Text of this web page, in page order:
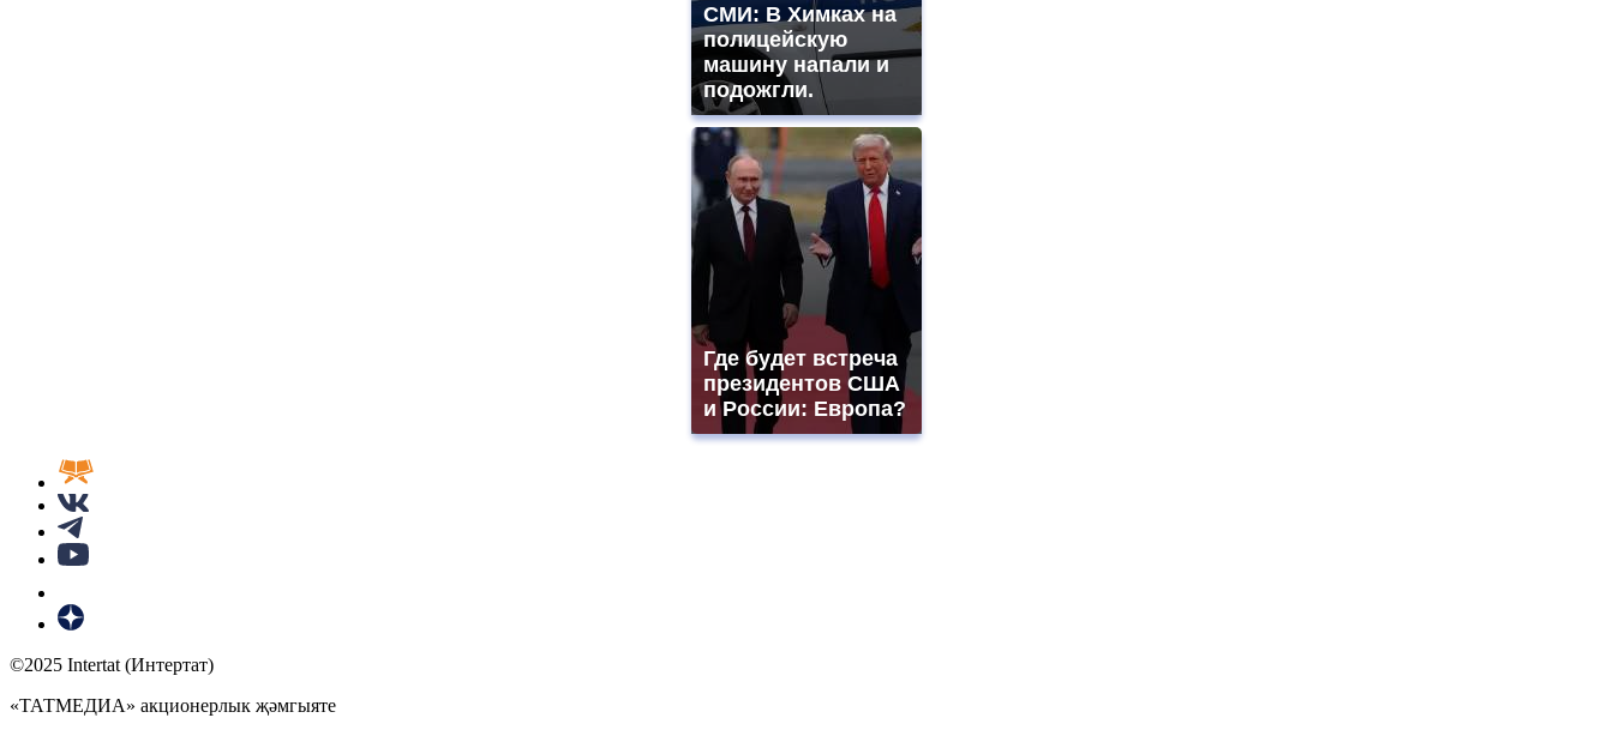
СМИ: В Химках на
полицейскую
машину напали и
подожгли.
Где будет встреча
президентов США
и России: Европа?
©2025 Intertat (Интертат)
«ТАТМЕДИА» акционерлык җәмгыяте